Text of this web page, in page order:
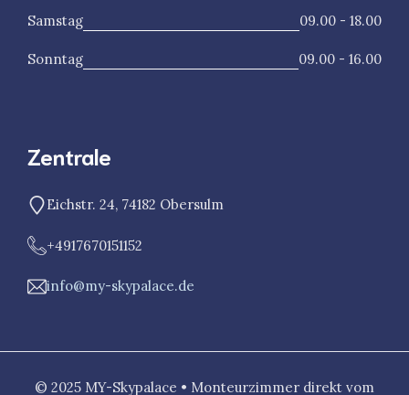
Samstag 09.00 - 18.00
Sonntag 09.00 - 16.00
Zentrale
Eichstr. 24, 74182 Obersulm
+4917670151152
info@my-skypalace.de
© 2025 MY-Skypalace • Monteurzimmer direkt vom